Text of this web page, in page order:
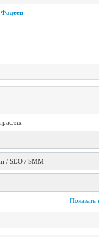
Фадеев
/ SEO / SMM
Показать